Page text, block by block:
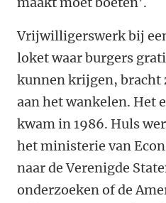
Vrijwilligerswerk bij
loket waar burgers
kunnen krijgen, bracht
aan het wankelen. Het
kwam in 1986. Huls
het ministerie van
naar de Verenigde
onderzoeken of de